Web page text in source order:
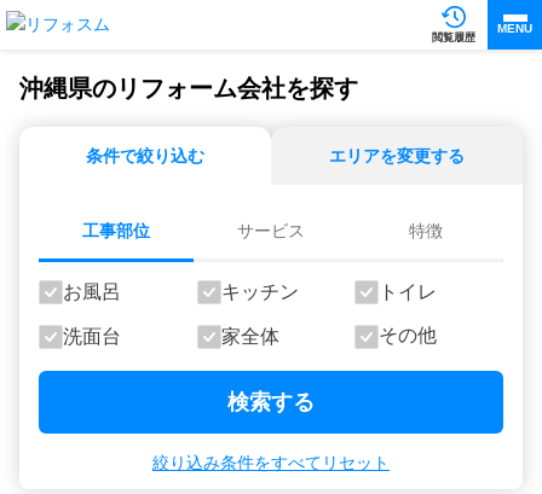
閲覧履歴
MENU
沖縄県のリフォーム会社を探す
条件で絞り込む エリアを変更する
工事部位 サービス 特徴
お風呂 キッチン トイレ
洗面台 家全体 その他
検索する
絞り込み条件をすべてリセット